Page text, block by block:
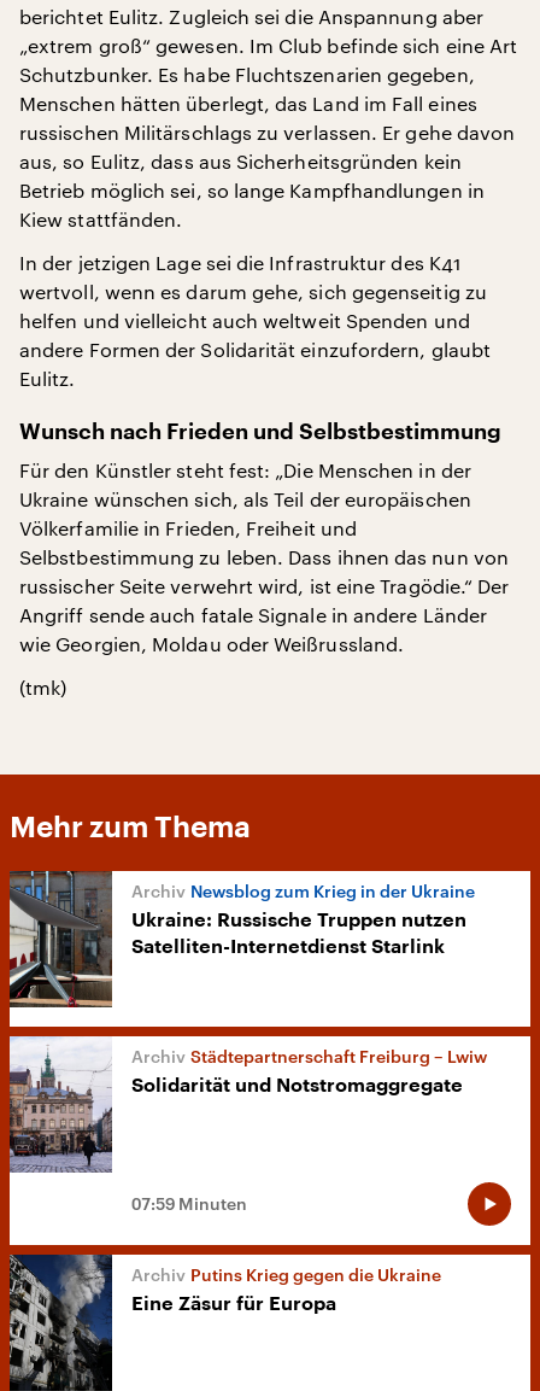
berichtet Eulitz. Zugleich sei die Anspannung aber
„extrem groß“ gewesen. Im Club befinde sich eine Art
Schutzbunker. Es habe Fluchtszenarien gegeben,
Menschen hätten überlegt, das Land im Fall eines
russischen Militärschlags zu verlassen. Er gehe davon
aus, so Eulitz, dass aus Sicherheitsgründen kein
Betrieb möglich sei, so lange Kampfhandlungen in
Kiew stattfänden.
In der jetzigen Lage sei die Infrastruktur des K41
wertvoll, wenn es darum gehe, sich gegenseitig zu
helfen und vielleicht auch weltweit Spenden und
andere Formen der Solidarität einzufordern, glaubt
Eulitz.
Wunsch nach Frieden und Selbstbestimmung
Für den Künstler steht fest: „Die Menschen in der
Ukraine wünschen sich, als Teil der europäischen
Völkerfamilie in Frieden, Freiheit und
Selbstbestimmung zu leben. Dass ihnen das nun von
russischer Seite verwehrt wird, ist eine Tragödie.“ Der
Angriff sende auch fatale Signale in andere Länder
wie Georgien, Moldau oder Weißrussland.
(tmk)
Mehr zum Thema
Newsblog zum Krieg in der Ukraine
Ukraine: Russische Truppen nutzen
Satelliten-Internetdienst Starlink
Städtepartnerschaft Freiburg – Lwiw
Solidarität und Notstromaggregate
07:59 Minuten
Putins Krieg gegen die Ukraine
Eine Zäsur für Europa